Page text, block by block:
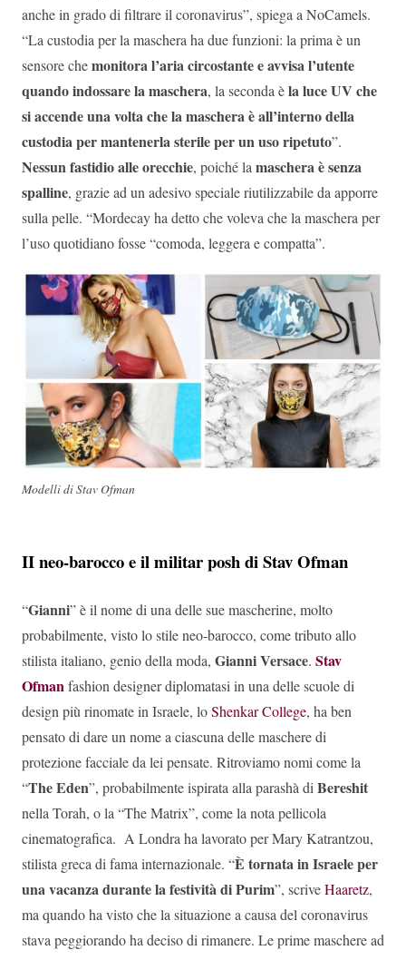
anche in grado di filtrare il coronavirus”, spiega a NoCamels.
“La custodia per la maschera ha due funzioni: la prima è un
sensore chemonitora l’aria circostante e avvisa l’utente
quando indossare la maschera, la seconda èla luce UV che
si accende una volta che la maschera è all’interno della
custodia per mantenerla sterile per un uso ripetuto”.
Nessun fastidio alle orecchie, poiché la maschera è senza
spalline, grazie ad un adesivo speciale riutilizzabile da apporre
sulla pelle. “Mordecay ha detto che voleva che la maschera per
l’uso quotidiano fosse “comoda, leggera e compatta”.
Modelli di Stav Ofman
II neo-barocco e il militar posh di Stav Ofman
“Gianni” è il nome di una delle sue mascherine, molto
probabilmente, visto lo stile neo-barocco, come tributo allo
stilista italiano, genio della moda, Gianni Versace. Stav
Ofmanfashion designer diplomatasi in una delle scuole di
design più rinomate in Israele, loShenkar College, ha ben
pensato di dare un nome a ciascuna delle maschere di
protezione facciale da lei pensate. Ritroviamo nomi come la
“The Eden”, probabilmente ispirata alla parashà di Bereshit
nella Torah, o la “The Matrix”, come la nota pellicola
cinematografica. A Londra ha lavorato per Mary Katrantzou,
stilista greca di fama internazionale. “È tornata in Israele per
una vacanza durante la festività di Purim”, scriveHaaretz,
ma quando ha visto che la situazione a causa del coronavirus
stava peggiorando ha deciso di rimanere. Le prime maschere ad